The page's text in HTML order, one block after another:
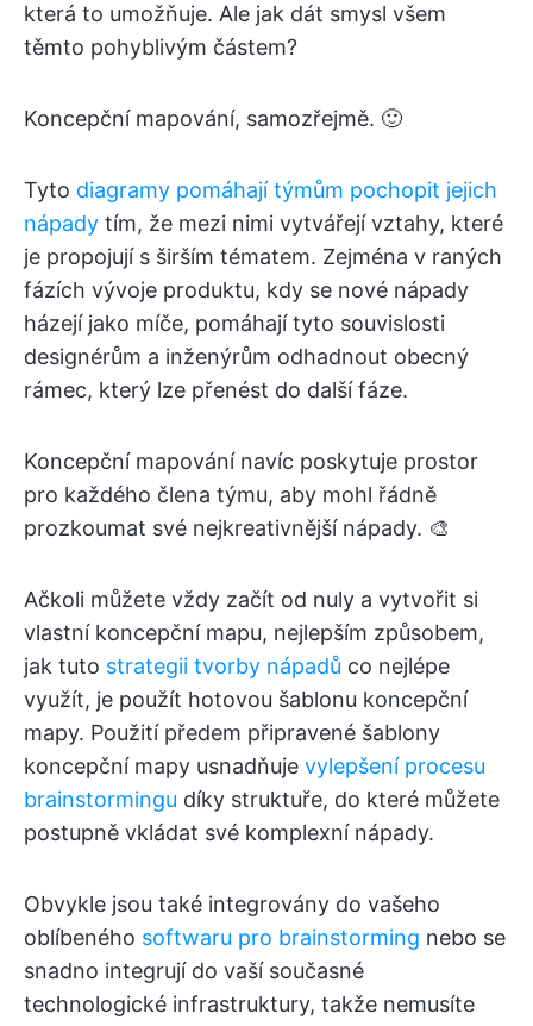
která to umožňuje. Ale jak dát smysl všem
těmto pohyblivým částem?
Koncepční mapování, samozřejmě. 🙂
Tyto diagramy pomáhají týmům pochopit jejich
nápady tím, že mezi nimi vytvářejí vztahy, které
je propojují s širším tématem. Zejména v raných
fázích vývoje produktu, kdy se nové nápady
házejí jako míče, pomáhají tyto souvislosti
designérům a inženýrům odhadnout obecný
rámec, který lze přenést do další fáze.
Koncepční mapování navíc poskytuje prostor
pro každého člena týmu, aby mohl řádně
prozkoumat své nejkreativnější nápady. 🎨
Ačkoli můžete vždy začít od nuly a vytvořit si
vlastní koncepční mapu, nejlepším způsobem,
jak tuto strategii tvorby nápadů co nejlépe
využít, je použít hotovou šablonu koncepční
mapy. Použití předem připravené šablony
koncepční mapy usnadňuje vylepšení procesu
brainstormingu díky struktuře, do které můžete
postupně vkládat své komplexní nápady.
Obvykle jsou také integrovány do vašeho
oblíbeného softwaru pro brainstorming nebo se
snadno integrují do vaší současné
technologické infrastruktury, takže nemusíte